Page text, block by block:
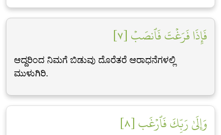
فَإِذَا فَرَغۡتَ فَٱنصَبۡ [٧]
ಆದ್ದರಿಂದ ನಿಮಗೆ ಬಿಡುವು ದೊರೆತರೆ ಆರಾಧನೆಗಳಲ್ಲಿ
ಮುಳುಗಿರಿ.
وَإِلَىٰ رَبِّكَ فَٱرۡغَب [٨]